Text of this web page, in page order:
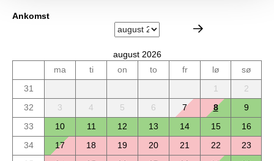
Ankomst
august 2026
ma
ti on to fr lø
sø
31
1
2
32
3 4 5 6 7 8
9
33
10 11 12 13 14 15
16
34
17 18 19 20 21 22
23